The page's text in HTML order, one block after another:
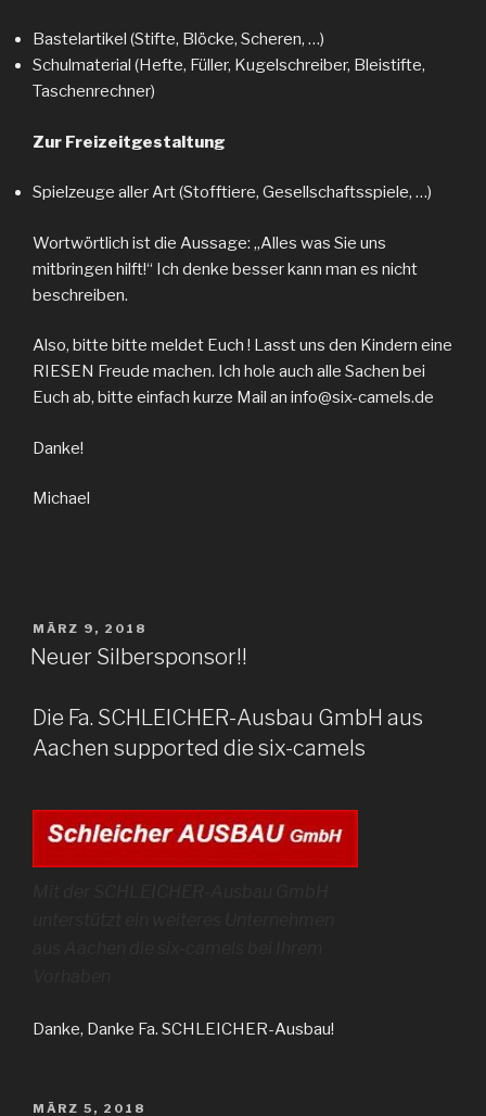
Bastelartikel (Stifte, Blöcke, Scheren, …)
Schulmaterial (Hefte, Füller, Kugelschreiber, Bleistifte,
Taschenrechner)
Zur Freizeitgestaltung
Spielzeuge aller Art (Stofftiere, Gesellschaftsspiele, …)
Wortwörtlich ist die Aussage: „Alles was Sie uns
mitbringen hilft!“ Ich denke besser kann man es nicht
beschreiben.
Also, bitte bitte meldet Euch ! Lasst uns den Kindern eine
RIESEN Freude machen. Ich hole auch alle Sachen bei
Euch ab, bitte einfach kurze Mail an info@six-camels.de
Danke!
Michael
VERÖFFENTLICHT
AM
MÄRZ 9, 2018
Neuer Silbersponsor!!
Die Fa. SCHLEICHER-Ausbau GmbH aus
Aachen supported die six-camels
Danke, Danke Fa. SCHLEICHER-Ausbau!
VERÖFFENTLICHT
MÄRZ 5, 2018